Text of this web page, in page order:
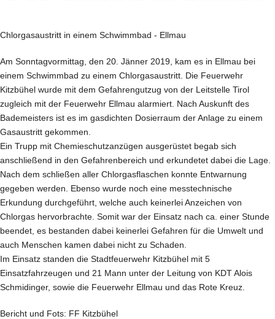
Chlorgasaustritt in einem Schwimmbad - Ellmau
Am Sonntagvormittag, den 20. Jänner 2019, kam es in Ellmau bei
einem Schwimmbad zu einem Chlorgasaustritt. Die Feuerwehr
Kitzbühel wurde mit dem Gefahrengutzug von der Leitstelle Tirol
zugleich mit der Feuerwehr Ellmau alarmiert. Nach Auskunft des
Bademeisters ist es im gasdichten Dosierraum der Anlage zu einem
Gasaustritt gekommen.
Ein Trupp mit Chemieschutzanzügen ausgerüstet begab sich
anschließend in den Gefahrenbereich und erkundetet dabei die Lage.
Nach dem schließen aller Chlorgasflaschen konnte Entwarnung
gegeben werden. Ebenso wurde noch eine messtechnische
Erkundung durchgeführt, welche auch keinerlei Anzeichen von
Chlorgas hervorbrachte. Somit war der Einsatz nach ca. einer Stunde
beendet, es bestanden dabei keinerlei Gefahren für die Umwelt und
auch Menschen kamen dabei nicht zu Schaden.
Im Einsatz standen die Stadtfeuerwehr Kitzbühel mit 5
Einsatzfahrzeugen und 21 Mann unter der Leitung von KDT Alois
Schmidinger, sowie die Feuerwehr Ellmau und das Rote Kreuz.
Bericht und Fots: FF Kitzbühel